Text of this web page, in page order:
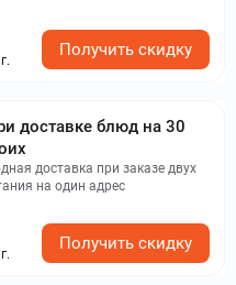
Получить скидку
доставке блюд на 30
доставка при заказе двух
на один адрес
Получить скидку